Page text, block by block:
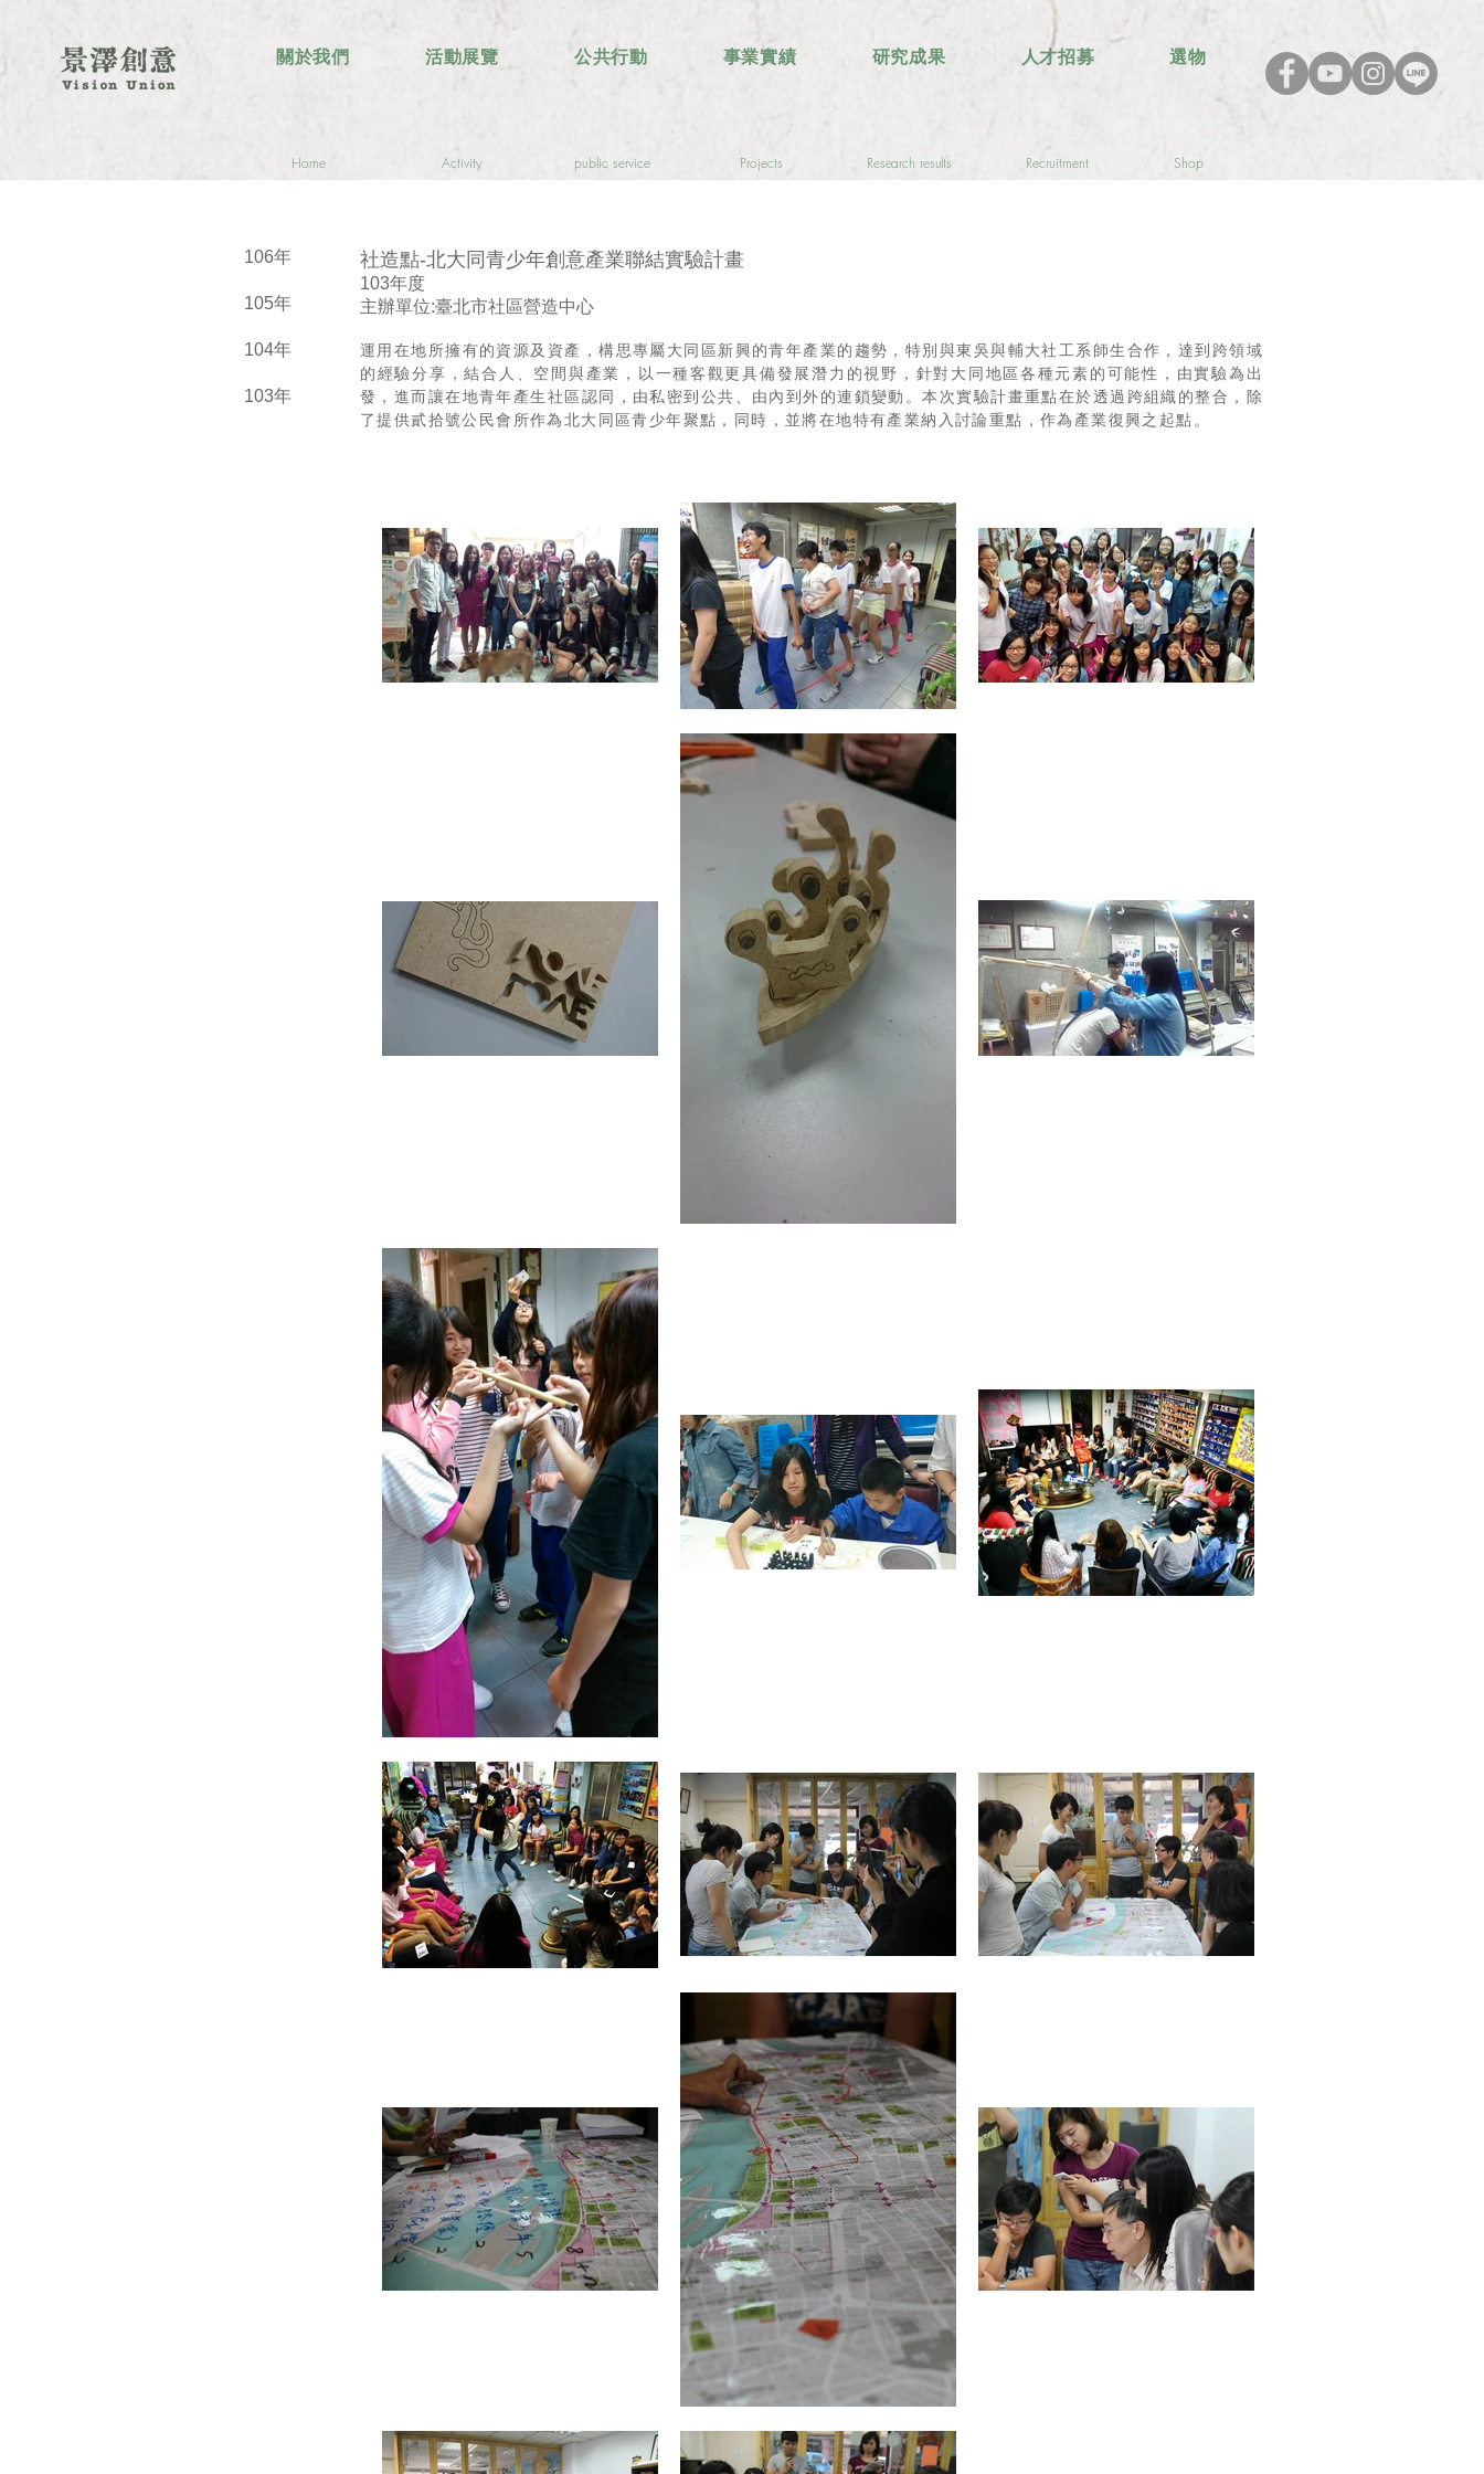
關於我們 活動展覽 公共行動 事業實績 研究成果 人才招募 選物
Home Activity public service Projects Research results Recruitment Shop
106年
105年
104年
103年
社造點-北大同青少年創意產業聯結實驗計畫
103年度
主辦單位:臺北市社區營造中心
運用在地所擁有的資源及資產，構思專屬大同區新興的青年產業的趨勢，特別與東吳與輔大社工系師生合作，達到跨領域
的經驗分享，結合人、空間與產業，以一種客觀更具備發展潛力的視野，針對大同地區各種元素的可能性，由實驗為出
發，進而讓在地青年產生社區認同，由私密到公共、由內到外的連鎖變動。本次實驗計畫重點在於透過跨組織的整合，除
了提供貳拾號公民會所作為北大同區青少年聚點，同時，並將在地特有產業納入討論重點，作為產業復興之起點。